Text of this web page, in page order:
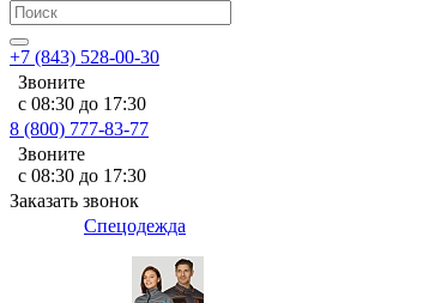
+7 (843) 528-00-30
Звоните
с 08:30 до 17:30
8 (800) 777-83-77
Звоните
с 08:30 до 17:30
Заказать звонок
Спецодежда